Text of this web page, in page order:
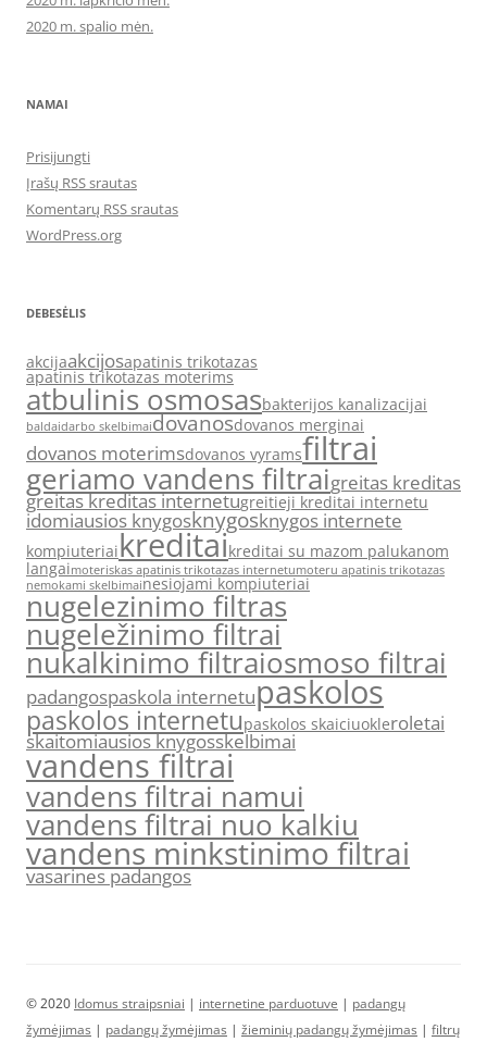
2020 m. spalio mėn.
NAMAI
Prisijungti
Įrašų RSS srautas
Komentarų RSS srautas
WordPress.org
DEBESĖLIS
akcijaakcijosapatinis trikotazas
apatinis trikotazas moterims
atbulinis osmosasbakterijos kanalizacijai
baldaidarbo skelbimaidovanosdovanos merginai
dovanos moterimsdovanos vyramsfiltrai
geriamo vandens filtraigreitas kreditas
greitas kreditas internetugreitieji kreditai internetu
idomiausios knygosknygosknygos internete
kompiuteriaikreditaikreditai su mazom palukanom
langaimoteriskas apatinis trikotazas internetumoteru apatinis trikotazas
nemokami skelbimainesiojami kompiuteriai
nugelezinimo filtras
nugeležinimo filtrai
nukalkinimo filtraiosmoso filtrai
padangospaskola internetupaskolos
paskolos internetupaskolos skaiciuokleroletai
skaitomiausios knygosskelbimai
vandens filtrai
vandens filtrai namui
vandens filtrai nuo kalkiu
vandens minkstinimo filtrai
vasarines padangos
© 2020 Idomus straipsniai | internetine parduotuve | padangų
žymėjimas | padangų žymėjimas | žieminių padangų žymėjimas | filtrų